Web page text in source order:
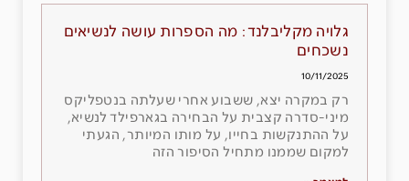
גלויה מקליבלנד: מה הספרות עושה לנשיאים
נשכחים
10/11/2025
רק במקרה יצא, ששבוע אחרי שעלתה בנטפליקס
מיני-סדרה קצבית על הבחירה בגארפילד לנשיא,
על ההתנקשות בחייו, על מותו המיותר, הגעתי
למקום שממנו מתחיל הסיפור הזה